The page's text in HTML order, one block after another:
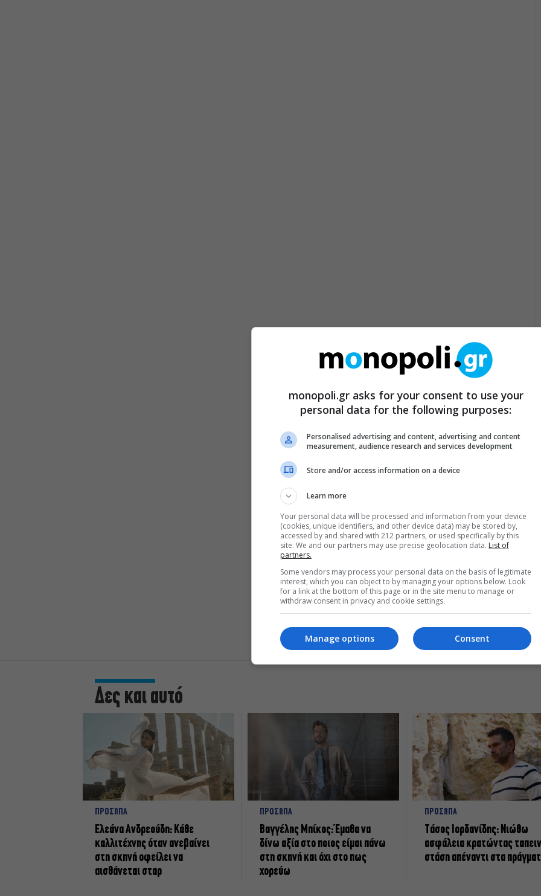
Δες και αυτό
ΠΡΟΣΩΠΑ
Ελεάνα Ανδρεούδη: Κάθε
καλλιτέχνης όταν ανεβαίνει
στη σκηνή οφείλει να
αισθάνεται σταρ
ΠΡΟΣΩΠΑ
Βαγγέλης Μπίκος: Έμαθα να
δίνω αξία στο ποιος είμαι πάνω
στη σκηνή και όχι στο πως
χορεύω
ΠΡΟΣΩΠΑ
Tάσος Ιορδανίδης: Νιώθω
ασφάλεια κρατώντας
στάση απέναντι στα
monopoli.gr asks for your consent to use your
personal data for the following purposes:
Personalised advertising and content, advertising and content
measurement, audience research and services development
Store and/or access information on a device
Learn more
Your personal data will be processed and information from your device
(cookies, unique identifiers, and other device data) may be stored by,
accessed by and shared with 212 partners, or used specifically by this
site. We and our partners may use precise geolocation data. List of
partners.
Some vendors may process your personal data on the basis of legitimate
interest, which you can object to by managing your options below. Look
for a link at the bottom of this page or in the site menu to manage or
withdraw consent in privacy and cookie settings.
Consent
Manage options